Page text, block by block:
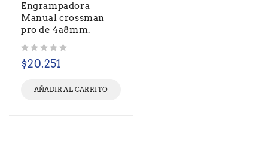
Engrampadora
Manual crossman
pro de 4a8mm.
$20.251
AÑADIR AL CARRITO